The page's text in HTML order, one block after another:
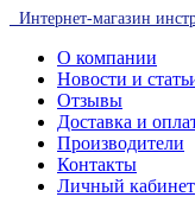
Интернет-магазин
О компании
Новости и
Отзывы
Доставка и
Производители
Контакты
Личный кабинет